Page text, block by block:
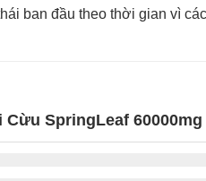
ban đầu theo thời gian vì
SpringLeaf